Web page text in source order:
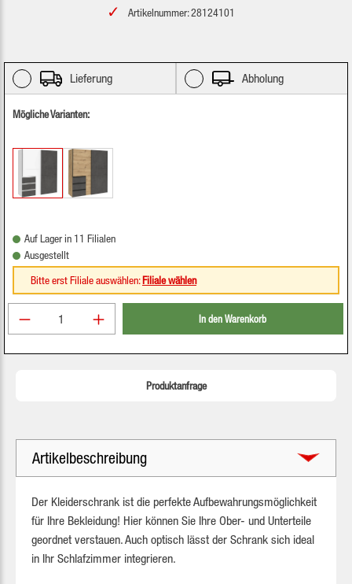
Artikelnummer: 28124101
Lieferung Abholung
Mögliche Varianten:
Auf Lager in 11 Filialen
Ausgestellt
Bitte erst Filiale auswählen:Filiale wählen
Produkt Anzahl: Gib den gewünschten Wert ein
In den Warenkorb
Produktanfrage
Artikelbeschreibung
Der Kleiderschrank ist die perfekte Aufbewahrungsmöglichkeit
für Ihre Bekleidung! Hier können Sie Ihre Ober- und Unterteile
geordnet verstauen. Auch optisch lässt der Schrank sich ideal
in Ihr Schlafzimmer integrieren.